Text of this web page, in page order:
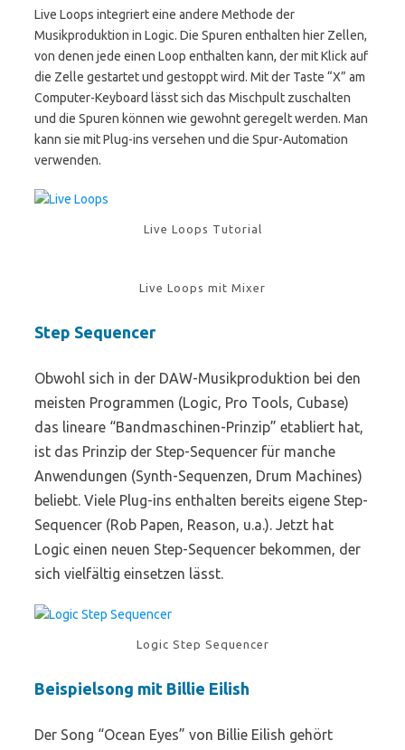
Live Loops integriert eine andere Methode der
Musikproduktion in Logic. Die Spuren enthalten hier Zellen,
von denen jede einen Loop enthalten kann, der mit Klick auf
die Zelle gestartet und gestoppt wird. Mit der Taste “X” am
Computer-Keyboard lässt sich das Mischpult zuschalten
und die Spuren können wie gewohnt geregelt werden. Man
kann sie mit Plug-ins versehen und die Spur-Automation
verwenden.
Live Loops Tutorial
Live Loops mit Mixer
Step Sequencer
Obwohl sich in der DAW-Musikproduktion bei den
meisten Programmen (Logic, Pro Tools, Cubase)
das lineare “Bandmaschinen-Prinzip” etabliert hat,
ist das Prinzip der Step-Sequencer für manche
Anwendungen (Synth-Sequenzen, Drum Machines)
beliebt. Viele Plug-ins enthalten bereits eigene Step-
Sequencer (Rob Papen, Reason, u.a.). Jetzt hat
Logic einen neuen Step-Sequencer bekommen, der
sich vielfältig einsetzen lässt.
Logic Step Sequencer
Beispielsong mit Billie Eilish
Der Song “Ocean Eyes” von Billie Eilish gehört